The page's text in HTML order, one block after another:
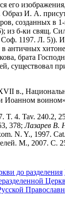
И. А.
созданных в
ки свящ.
1197. Л. 5)).
брата
существовал
в.,
Иоанном
T. 4. Tav. 240.2,
378;Лазарев В.
N. Y., 1997.
М., 2007. С.
до разделения